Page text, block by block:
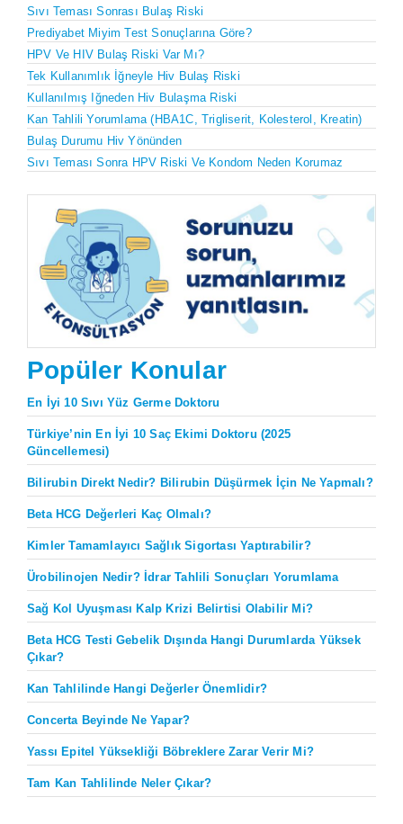
Sıvı Teması Sonrası Bulaş Riski
Prediyabet Miyim Test Sonuçlarına Göre?
HPV Ve HIV Bulaş Riski Var Mı?
Tek Kullanımlık İğneyle Hiv Bulaş Riski
Kullanılmış Iğneden Hiv Bulaşma Riski
Kan Tahlili Yorumlama (HBA1C, Trigliserit, Kolesterol, Kreatin)
Bulaş Durumu Hiv Yönünden
Sıvı Teması Sonra HPV Riski Ve Kondom Neden Korumaz
Popüler Konular
En İyi 10 Sıvı Yüz Germe Doktoru
Türkiye’nin En İyi 10 Saç Ekimi Doktoru (2025
Güncellemesi)
Bilirubin Direkt Nedir? Bilirubin Düşürmek İçin Ne Yapmalı?
Beta HCG Değerleri Kaç Olmalı?
Kimler Tamamlayıcı Sağlık Sigortası Yaptırabilir?
Ürobilinojen Nedir? İdrar Tahlili Sonuçları Yorumlama
Sağ Kol Uyuşması Kalp Krizi Belirtisi Olabilir Mi?
Beta HCG Testi Gebelik Dışında Hangi Durumlarda Yüksek
Çıkar?
Kan Tahlilinde Hangi Değerler Önemlidir?
Concerta Beyinde Ne Yapar?
Yassı Epitel Yüksekliği Böbreklere Zarar Verir Mi?
Tam Kan Tahlilinde Neler Çıkar?